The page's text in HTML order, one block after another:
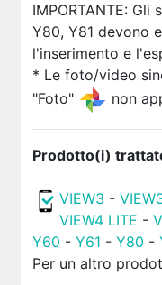
IMPORTANTE: Gli
Y80, Y81 devono
l'inserimento e
* Le foto/video
"Foto"
non
Prodotto(i)
VIEW3 -
VIEW4 LITE -
Y60 - Y61 - Y80 -
Per un altro